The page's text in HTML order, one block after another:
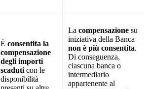
È consentita la
compensazione
degli importi
scaduti con le
disponibilità
La compensazione su
iniziativa della Banca
non è più consentita.
Di conseguenza,
ciascuna banca o
intermediario
appartenente al